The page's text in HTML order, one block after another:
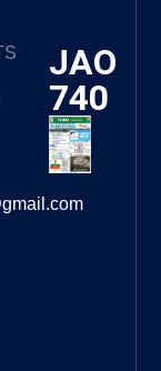
JAO
740